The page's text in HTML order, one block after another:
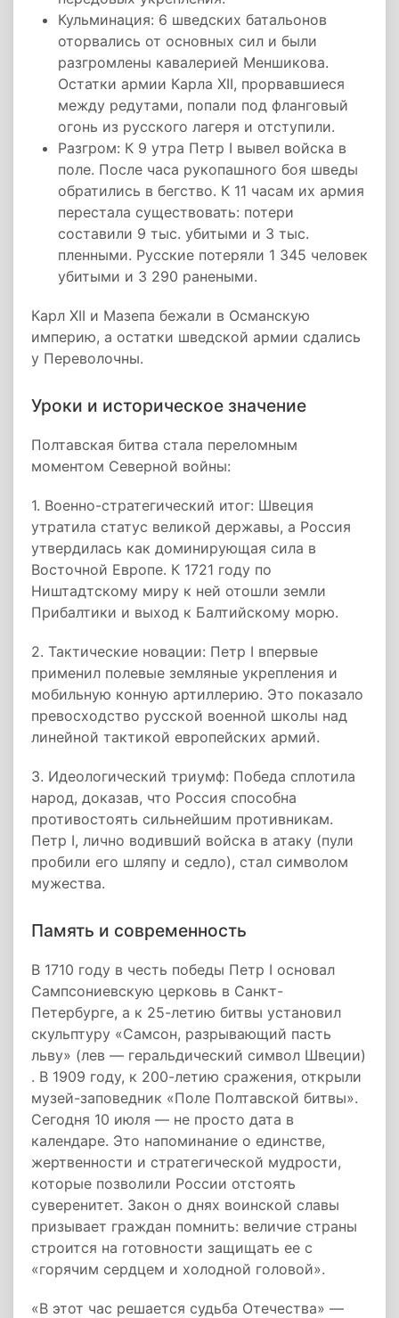
Кульминация: 6 шведских батальонов
оторвались от основных сил и были
разгромлены кавалерией Меншикова.
Остатки армии Карла XII, прорвавшиеся
между редутами, попали под фланговый
огонь из русского лагеря и отступили.
Разгром: К 9 утра Петр I вывел войска в
поле. После часа рукопашного боя шведы
обратились в бегство. К 11 часам их армия
перестала существовать: потери
составили 9 тыс. убитыми и 3 тыс.
пленными. Русские потеряли 1 345 человек
убитыми и 3 290 ранеными.
Карл XII и Мазепа бежали в Османскую
империю, а остатки шведской армии сдались
у Переволочны.
Уроки и историческое значение
Полтавская битва стала переломным
моментом Северной войны:
1. Военно-стратегический итог: Швеция
утратила статус великой державы, а Россия
утвердилась как доминирующая сила в
Восточной Европе. К 1721 году по
Ништадтскому миру к ней отошли земли
Прибалтики и выход к Балтийскому морю.
2. Тактические новации: Петр I впервые
применил полевые земляные укрепления и
мобильную конную артиллерию. Это показало
превосходство русской военной школы над
линейной тактикой европейских армий.
3. Идеологический триумф: Победа сплотила
народ, доказав, что Россия способна
противостоять сильнейшим противникам.
Петр I, лично водивший войска в атаку (пули
пробили его шляпу и седло), стал символом
мужества.
Память и современность
В 1710 году в честь победы Петр I основал
Сампсониевскую церковь в Санкт-
Петербурге, а к 25-летию битвы установил
скульптуру «Самсон, разрывающий пасть
льву» (лев — геральдический символ Швеции)
. В 1909 году, к 200-летию сражения, открыли
музей-заповедник «Поле Полтавской битвы».
Сегодня 10 июля — не просто дата в
календаре. Это напоминание о единстве,
жертвенности и стратегической мудрости,
которые позволили России отстоять
суверенитет. Закон о днях воинской славы
призывает граждан помнить: величие страны
строится на готовности защищать ее с
«горячим сердцем и холодной головой».
«В этот час решается судьба Отечества» —